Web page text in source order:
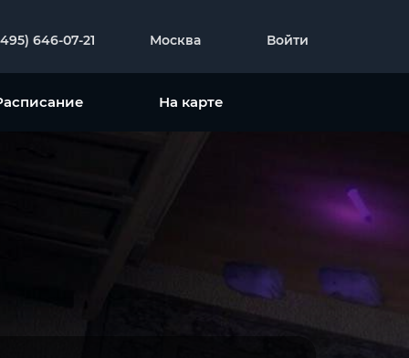
646-07-21 Москва Войти
На карте